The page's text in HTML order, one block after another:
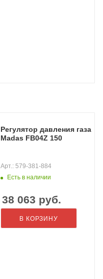
Регулятор давления газа
Madas FB04Z 150
Есть в наличии
Арт.: 579-381-884
38 063 руб.
В КОРЗИНУ